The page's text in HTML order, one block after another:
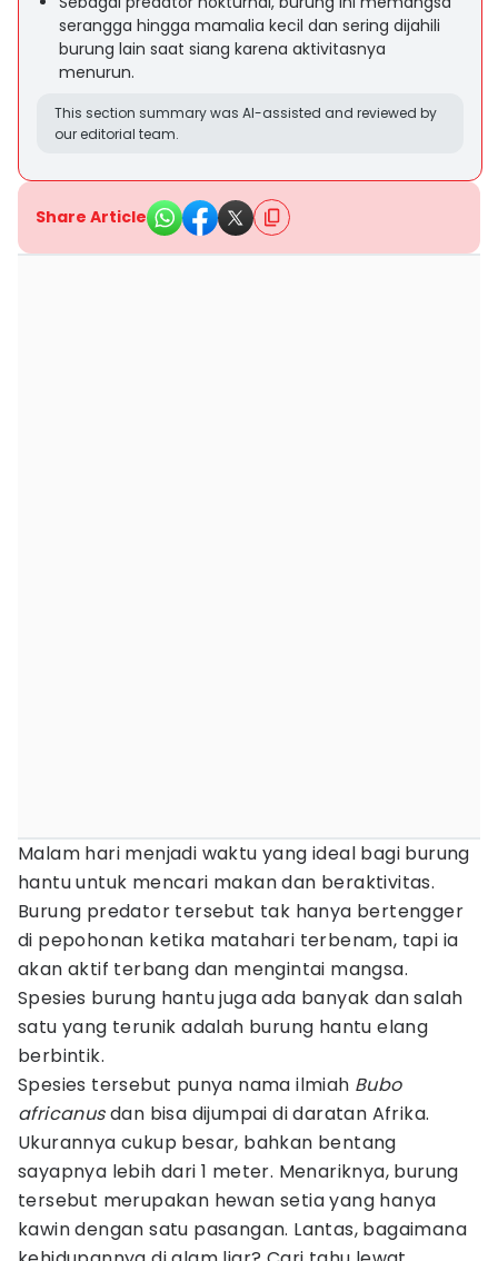
serangga hingga mamalia kecil dan sering dijahili
burung lain saat siang karena aktivitasnya
menurun.
This section summary was AI-assisted and reviewed by
our editorial team.
Share Article
Malam hari menjadi waktu yang ideal bagi burung
hantu untuk mencari makan dan beraktivitas.
Burung predator tersebut tak hanya bertengger
di pepohonan ketika matahari terbenam, tapi ia
akan aktif terbang dan mengintai mangsa.
Spesies burung hantu juga ada banyak dan salah
satu yang terunik adalah burung hantu elang
berbintik.
Spesies tersebut punya nama ilmiah Bubo
africanusdan bisa dijumpai di daratan Afrika.
Ukurannya cukup besar, bahkan bentang
sayapnya lebih dari 1 meter. Menariknya, burung
tersebut merupakan hewan setia yang hanya
kawin dengan satu pasangan. Lantas, bagaimana